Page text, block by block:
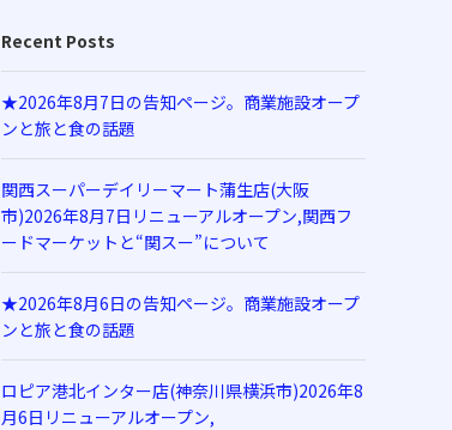
Recent Posts
★2026年8月7日の告知ページ。商業施設オープ
ンと旅と食の話題
関西スーパーデイリーマート蒲生店(大阪
市)2026年8月7日リニューアルオープン,関西フ
ードマーケットと“関スー”について
★2026年8月6日の告知ページ。商業施設オープ
ンと旅と食の話題
ロピア港北インター店(神奈川県横浜市)2026年8
月6日リニューアルオープン,